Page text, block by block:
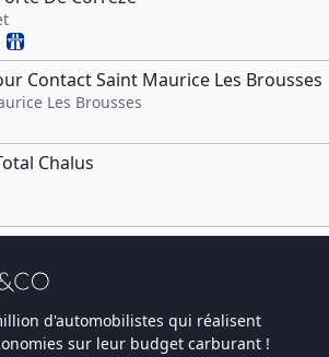
Contact Saint Maurice Les Brousses
Les Brousses
Chalus
d'automobilistes qui réalisent
sur leur budget carburant !